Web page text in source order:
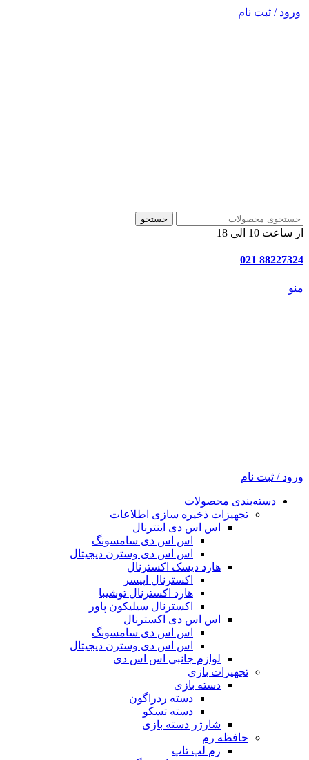
ورود / ثبت نام
جستجو
از ساعت 10 الی 18
88227324 021
منو
ورود / ثبت نام
دسته‌بندی محصولات
تجهیزات ذخیره سازی اطلاعات
اس اس دی اینترنال
اس اس دی سامسونگ
اس اس دی وسترن دیجیتال
هارد دیسک اکسترنال
اکسترنال اپیسر
هارد اکسترنال توشیبا
اکسترنال سیلیکون پاور
اس اس دی اکسترنال
اس اس دی سامسونگ
اس اس دی وسترن دیجیتال
لوازم جانبی اس اس دی
تجهیزات بازی
دسته بازی
دسته ردراگون
دسته تسکو
شارژر دسته بازی
حافظه رم
رم لپ تاپ